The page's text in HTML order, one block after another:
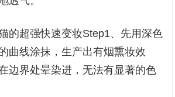
的超强快速变妆Step1、先用深色
曲线涂抹，生产出有烟熏妆效
边界处晕染进，无法有显著的色